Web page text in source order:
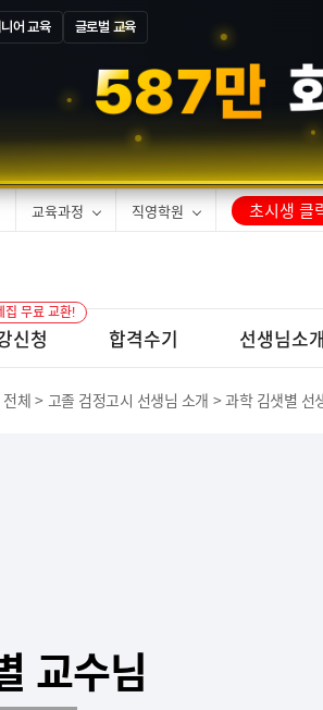
어 교육 글로벌 교육
1 3만 합
교육과정 직영학원 초시생 클
신청
집 무료 교환!
합격수기 선생님소
전체 고졸 검정고시 선생님 소개 과학 김샛별 선
교수님